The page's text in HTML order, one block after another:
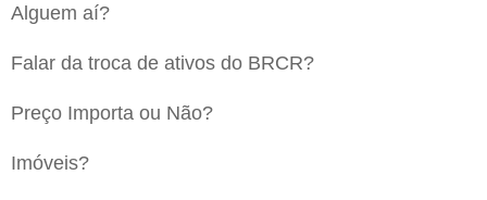
Alguem aí?
Falar da troca de ativos do BRCR?
Preço Importa ou Não?
Imóveis?